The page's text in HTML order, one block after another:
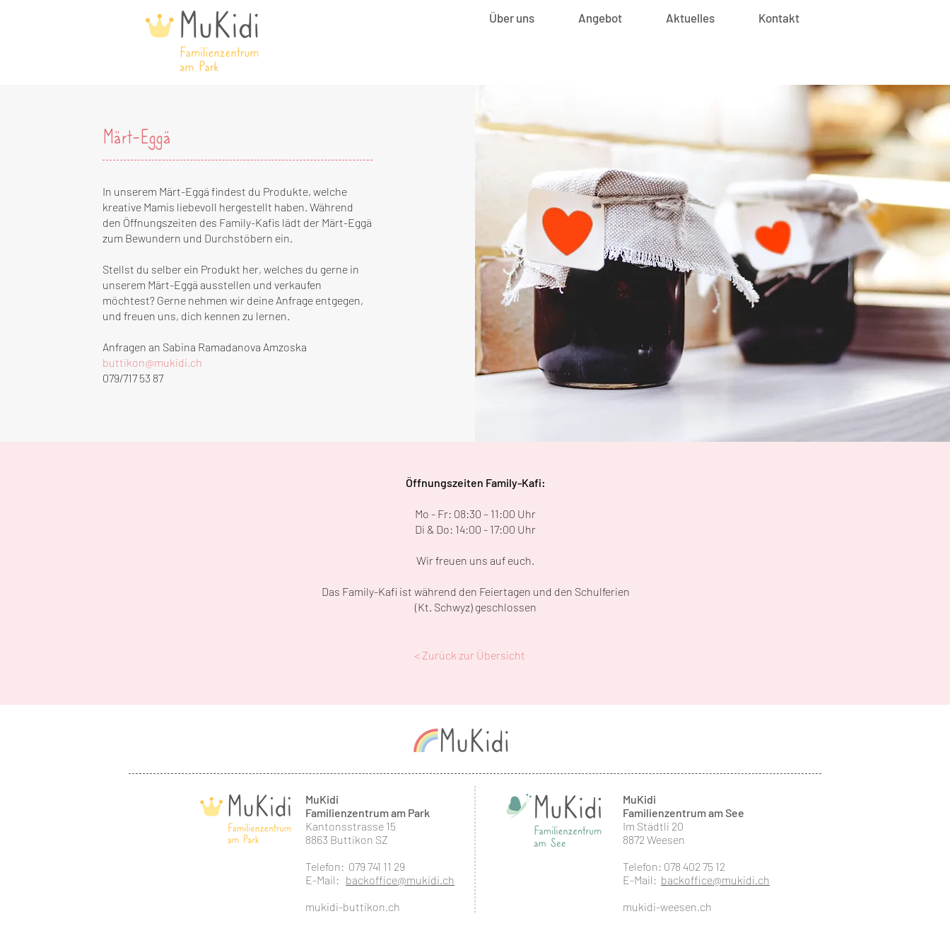
Über uns Angebot Aktuelles Kontakt
Märt-Eggä
In unserem Märt-Eggä findest du Produkte, welche
kreative Mamis liebevoll hergestellt haben. Während
den Öffnungszeiten des Family-Kafis lädt der Märt-Eggä
zum Bewundern und Durchstöbern ein.
Stellst du selber ein Produkt her, welches du gerne in
unserem Märt-Eggä ausstellen und verkaufen
möchtest? Gerne nehmen wir deine Anfrage entgegen,
und freuen uns, dich kennen zu lernen.
Anfragen an Sabina Ramadanova Amzoska
buttikon@mukidi.ch
079/717 53 87
Öffnungszeiten Family-Kafi:
Mo - Fr: 08:30 – 11:00 Uhr
Di & Do: 14:00 - 17:00 Uhr
Wir freuen uns auf euch.
Das Family-Kafi ist während den Feiertagen und den Schulferien
(Kt. Schwyz) geschlossen
< Zurück zur Übersicht
MuKidi
Familienzentrum am Park
Kantonsstrasse 15
8863 Buttikon SZ
Telefon: 079 741 11 29
E-Mail: backoffice@mukidi.ch
mukidi-buttikon.ch
MuKidi
Familienzentrum am See
Im Städtli 20
8872 Weesen
Telefon: 078 402 75 12
E-Mail: backoffice@mukidi.ch
mukidi-weesen.ch